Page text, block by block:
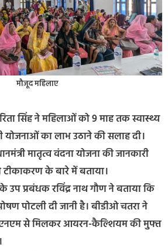
मौजूद महिलाए
सिंह ने महिलाओं को 9 माह तक स्वास्थ्य
योजनाओं का लाभ उठाने की सलाह दी।
मातृत्व वंदना योजना की जानकारी
के बारे में बताया।
प्रबंधक रविंद्र नाथ गौण ने बताया कि
पोटली दी जानी है। बीडीओ चतरा ने
से मिलकर आयरन-कैल्शियम की मुफ्त